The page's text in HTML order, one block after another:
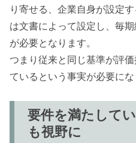
り寄せる、企業自身が設定
は文書によって設定し、毎
が必要となります。
つまり従来と同じ基準が評
ているという事実が必要にな
要件を満たして
も視野に